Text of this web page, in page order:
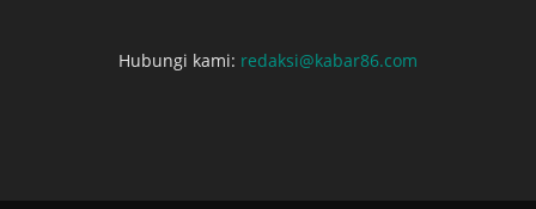
Hubungi kami: redaksi@kabar86.com